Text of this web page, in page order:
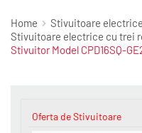
Home
Stivuitoare
Stivuitoare electrice cu trei
Stivuitor Model CPD16SQ-
Oferta de Stivuitoare